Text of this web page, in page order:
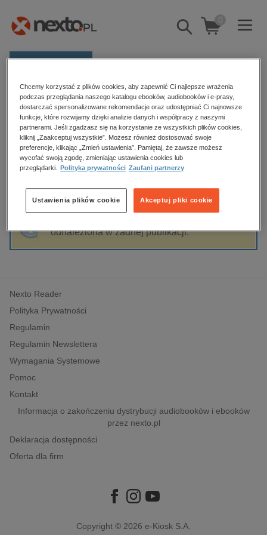
Pokaż/schowaj
wyszukiwarkę
0
Kategorie
Zobacz wszystkie E-prasa
budownictwo, aranżacja wnętrz
biznesowe, branżowe, gospodarka
dzienniki
edukacja
hobby, sport, rozrywka
komputery, internet, technologie, informatyka
polityka, społeczno-informacyjne
psychologiczne
inne
popularno-naukowe
historia
Strona główna Honoriusz Balzac
Honoriusz Balzac
Sortowanie Filtrowanie
odnaleziona w żadnej publikacji.
Nexto Reader
Polityka Prywatności
Regulamin
Regulamin Newslettera
Wymagania Systemowe
Pomoc
Kontakt
Informacja o zakończeniu dystrybucji audiobooków i ebooków
przez nexto.pl
Deklaracja dostępności
Oferta dla firm
Copyright © 2026 e-Kiosk S.A.
Chcemy korzystać z plików cookies, aby zapewnić Ci najlepsze wrażenia
podczas przeglądania naszego katalogu ebooków, audiobooków i e-prasy,
dostarczać spersonalizowane rekomendacje oraz udostępniać Ci najnowsze
funkcje, które rozwijamy dzięki analizie danych i współpracy z naszymi
partnerami. Jeśli zgadzasz się na korzystanie ze wszystkich plików cookies,
kliknij „Zaakceptuj wszystkie”. Możesz również dostosować swoje
preferencje, klikając „Zmień ustawienia”. Pamiętaj, że zawsze możesz
wycofać swoją zgodę, zmieniając ustawienia cookies lub
przeglądarki.
Polityka prywatności Zaufani partnerzy
Akceptuj pliki cookie
Ustawienia plików cookie